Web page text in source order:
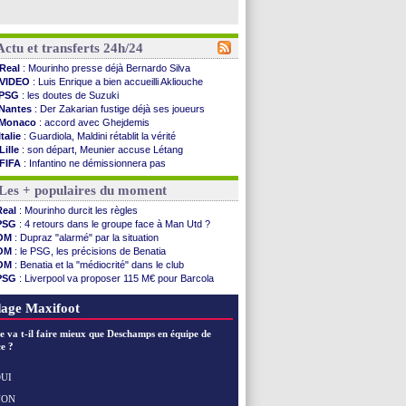
et transferts 24h/24
Real : Mourinho presse déjà Bernardo Silva
VIDEO : Luis Enrique a bien accueilli Akliouche
: les doutes de Suzuki
: Der Zakarian fustige déjà ses joueurs
: accord avec Ghejdemis
: Guardiola, Maldini rétablit la vérité
Lille : son départ, Meunier accuse Létang
FIFA : Infantino ne démissionnera pas
Barça: Flick esquive pour Ferran Torres
Liverpool: Araujo, une option d'achat à 55 M€
Lens: inquiétude pour Édouard
Man Utd: Vitek vendu à Middlesbrough (off.)
PSV : Sano recruté pour 14,5 M€ (officiel)
OM : Coventry pense à Angel Gomes
: Rafel Pol satisfait des progrès
: le Barça vainqueur puis battu
: Calhanoglu prêt à prolonger
: le classement complet
: Le Havre renversé par Oviedo
+ populaires du moment
: Mourinho durcit les règles
: 4 retours dans le groupe face à Man Utd ?
: Dupraz "alarmé" par la situation
: le PSG, les précisions de Benatia
: Benatia et la "médiocrité" dans le club
: Liverpool va proposer 115 M€ pour Barcola
: Côme pousse pour Gouiri
Maxifoot
va t-il faire mieux que Deschamps en équipe de
?